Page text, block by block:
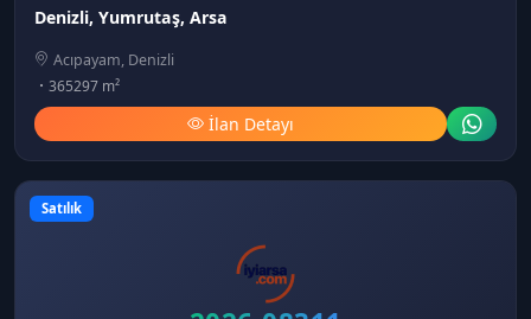
Denizli, Yumrutaş, Arsa
Acıpayam, Denizli
365297 m²
İlan Detayı
Satılık